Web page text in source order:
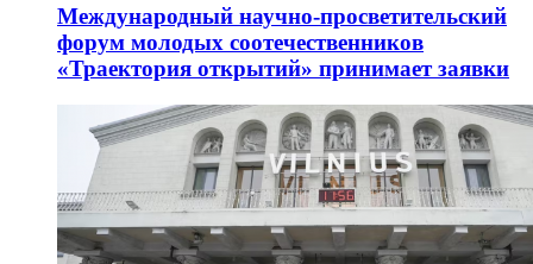
Международный научно-просветительский
форум молодых соотечественников
«Траектория открытий» принимает заявки